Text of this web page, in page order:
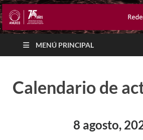
MENÚ PRINCIPAL
Calendario de
8 agosto,